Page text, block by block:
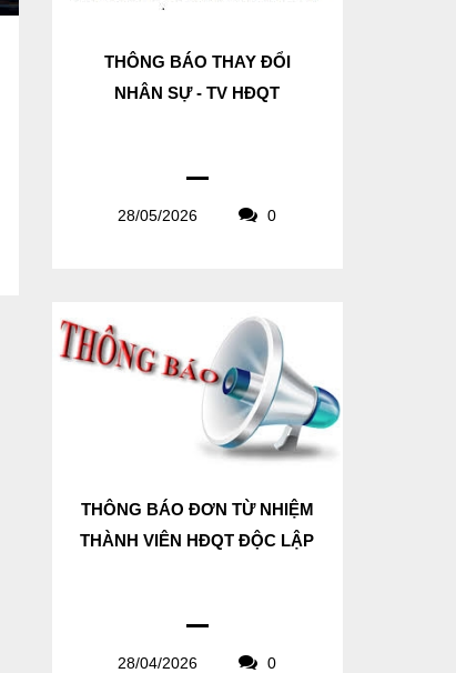
THÔNG BÁO THAY ĐỔI
NHÂN SỰ - TV HĐQT
28/05/2026 0
THÔNG BÁO ĐƠN TỪ NHIỆM
THÀNH VIÊN HĐQT ĐỘC LẬP
28/04/2026 0